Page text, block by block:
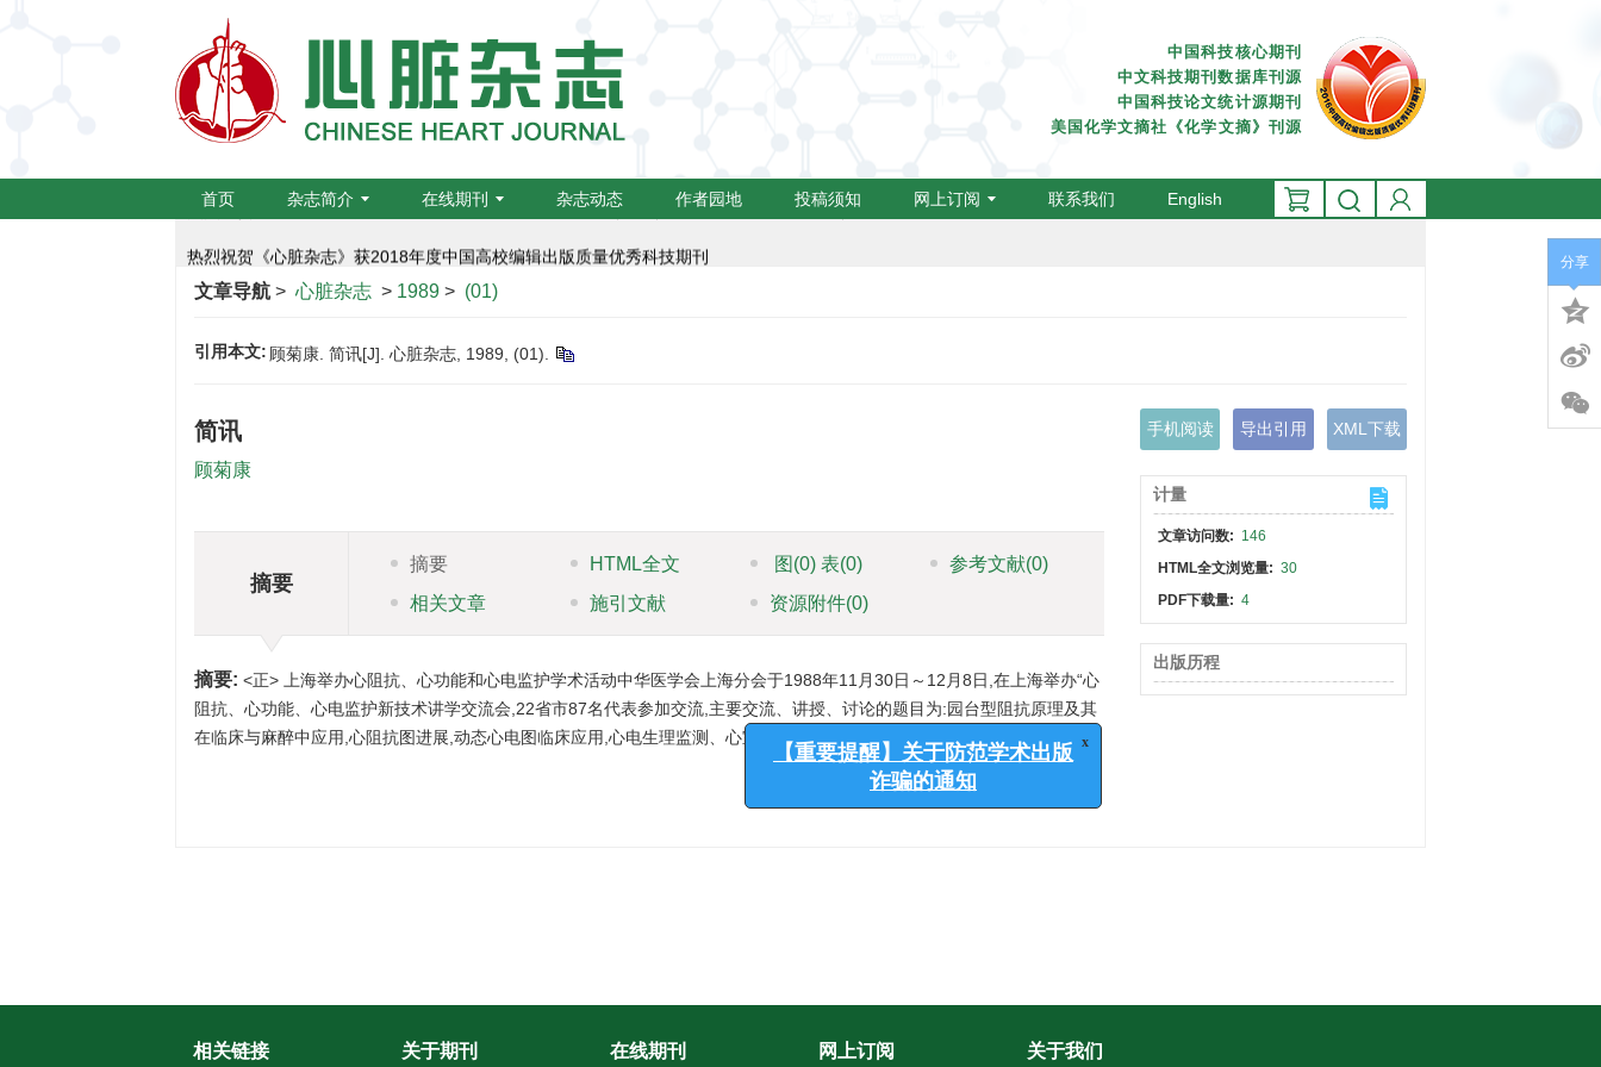
中国科技核心期刊
中文科技期刊数据库刊源
中国科技论文统计源期刊
美国化学文摘社《化学文摘》刊源
首页 杂志简介 在线期刊 杂志动态 作者园地 投稿须知 网上订阅 联系我们 English
为推动学术期刊科研诚信建设
【重要提醒】关于防范学术出版诈骗的通知
热烈祝贺《心脏杂志》入选：中国科技期刊卓越行动计划（二期）集群化项目编号：B-01）,成为中国高校医学集群系列期刊的成员刊。
航空航天心血管医学研究栏目向您约稿啦！
【重要提醒】关于防范学术出版诈骗的通知
文章导航 > 心脏杂志 > 1989 > (01)
引用本文: 顾菊康. 简讯[J]. 心脏杂志, 1989, (01).
简讯
顾菊康
摘要
摘要 HTML全文 图 (0)表(0) 参考文献(0)
相关文章
施引文献 资源附件(0)
摘要: <正> 上海举办心阻抗、心功能和心电监护学术活动中华医学会上海分会于1988年11月30日～12月8日,在上海举办“心
阻抗、心功能、心电监护新技术讲学交流会,22省市87名代表参加交流,主要交流、讲授、讨论的题目为:园台型阻抗原理及其
在临床与麻醉中应用,心阻抗图进展,动态心电图临床应用,心电生理监测、心室晚电位、简易动态
手机阅读 导出引用 XML下载
计量
文章访问数: 146
HTML全文浏览量: 30
PDF下载量: 4
出版历程
分享
相关链接 关于期刊 在线期刊 网上订阅 关于我们
【重要提醒】关于防范学术出版
诈骗的通知